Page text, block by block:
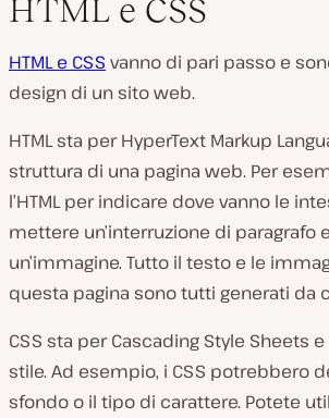
HTML e CSS
HTML e CSS vanno di pari passo e
design di un sito web.
HTML sta per HyperText Markup
struttura di una pagina web. Per
l’HTML per indicare dove vanno le
mettere un’interruzione di paragrafo
un’immagine. Tutto il testo e le
questa pagina sono tutti generati da
CSS sta per Cascading Style Sheets
stile. Ad esempio, i CSS potrebbero
sfondo o il tipo di carattere. Potete